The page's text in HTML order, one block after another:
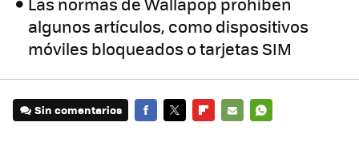
algunos artículos, como dispositivos
móviles bloqueados o tarjetas SIM
Sin comentarios